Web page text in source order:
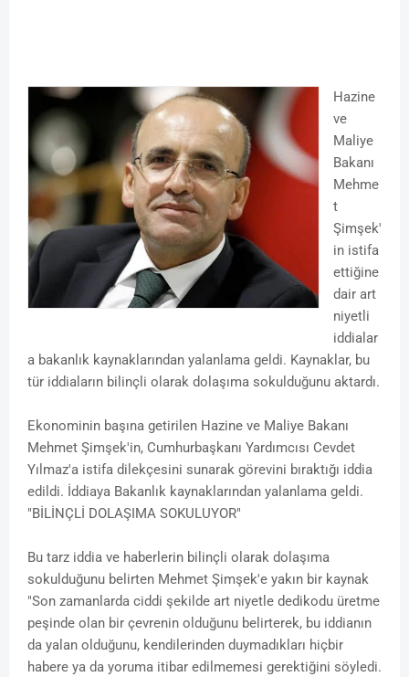
Hazine
ve
Maliye
Bakanı
Mehme
t
Şimşek'
in istifa
ettiğine
dair art
niyetli
iddialar
a bakanlık kaynaklarından yalanlama geldi. Kaynaklar, bu
tür iddiaların bilinçli olarak dolaşıma sokulduğunu aktardı.
Ekonominin başına getirilen Hazine ve Maliye Bakanı
Mehmet Şimşek'in, Cumhurbaşkanı Yardımcısı Cevdet
Yılmaz'a istifa dilekçesini sunarak görevini bıraktığı iddia
edildi. İddiaya Bakanlık kaynaklarından yalanlama geldi.
"BİLİNÇLİ DOLAŞIMA SOKULUYOR"
Bu tarz iddia ve haberlerin bilinçli olarak dolaşıma
sokulduğunu belirten Mehmet Şimşek'e yakın bir kaynak
"Son zamanlarda ciddi şekilde art niyetle dedikodu üretme
peşinde olan bir çevrenin olduğunu belirterek, bu iddianın
da yalan olduğunu, kendilerinden duymadıkları hiçbir
habere ya da yoruma itibar edilmemesi gerektiğini söyledi.